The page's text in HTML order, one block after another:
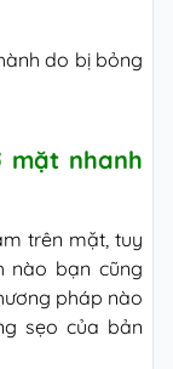
do bị bỏng
mặt nhanh
trên mặt, tuy
nào bạn cũng
pháp nào
sẹo của bản